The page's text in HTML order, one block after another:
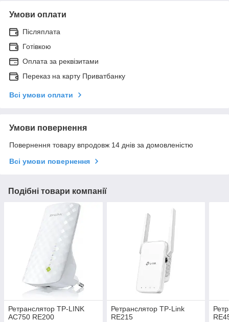
Умови оплати
Післяплата
Готівкою
Оплата за реквізитами
Переказ на карту Приватбанку
Всі умови оплати
Умови повернення
Повернення товару впродовж 14 днів за домовленістю
Всі умови повернення
Подібні товари компанії
Ретранслятор TP-LINK
AC750 RE200
Ретранслятор TP-Link
RE215